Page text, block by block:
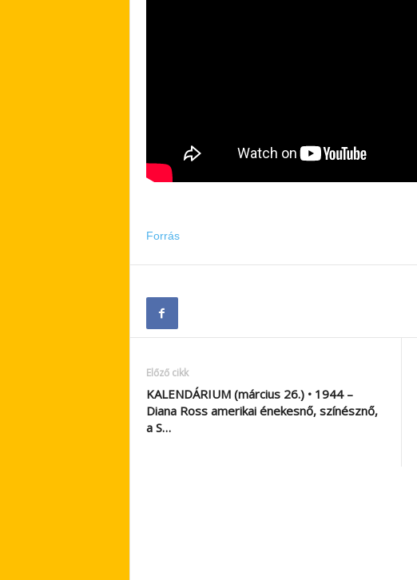
Forrás
Előző cikk
KALENDÁRIUM (március 26.) • 1944 –
Diana Ross amerikai énekesnő, színésznő,
a S…